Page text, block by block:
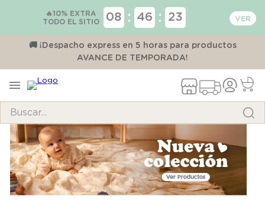
🔥10% EXTRA
TODO EL SITIO
08 : 46 : 23
🚚 ¡Despacho express en 5 horas para productos
AVANCE DE TEMPORADA!
TÉRMINOS MÁS BUSCADOS
1.
pijama
2.
calcetines